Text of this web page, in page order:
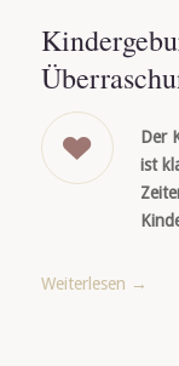
Der
ist
Weiterlesen →